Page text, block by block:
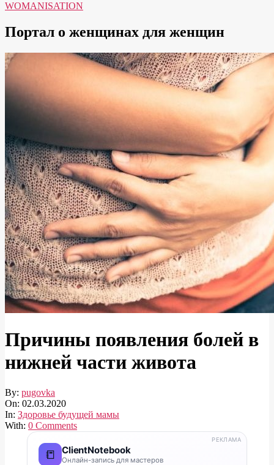
WOMANISATION
Портал о женщинах для женщин
Причины появления болей в
нижней части живота
By: pugovka
On: 02.03.2020
In: Здоровье будущей мамы
With: 0 Comments
📒 ClientNotebook
Онлайн-запись для мастеров
РЕКЛАМА